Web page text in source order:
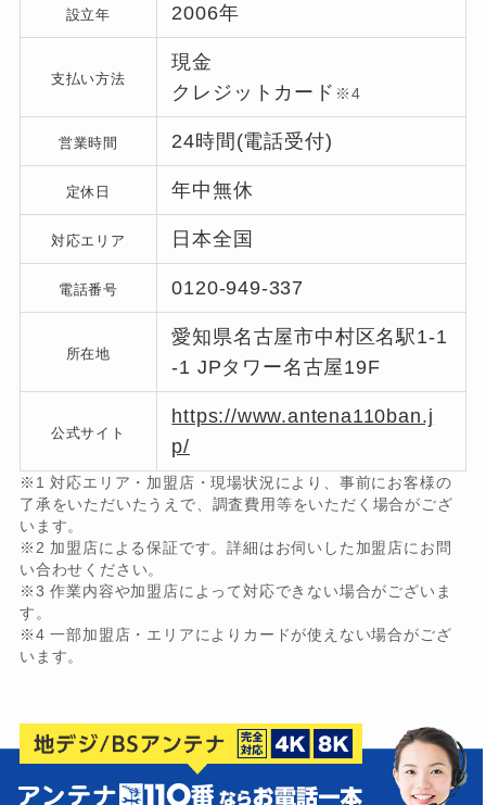
設立年 2006年
支払い方法
現金
クレジットカード ※4
営業時間 24時間(電話受付)
定休日 年中無休
対応エリア 日本全国
電話番号 0120-949-337
所在地
愛知県名古屋市中村区名駅1-1
-1 JPタワー名古屋19F
公式サイト
https://www.antena110ban.j
p/
※1 対応エリア・加盟店・現場状況により、事前にお客様の
了承をいただいたうえで、調査費用等をいただく場合がござ
います。
※2 加盟店による保証です。詳細はお伺いした加盟店にお問
い合わせください。
※3 作業内容や加盟店によって対応できない場合がございま
す。
※4 一部加盟店・エリアによりカードが使えない場合がござ
います。